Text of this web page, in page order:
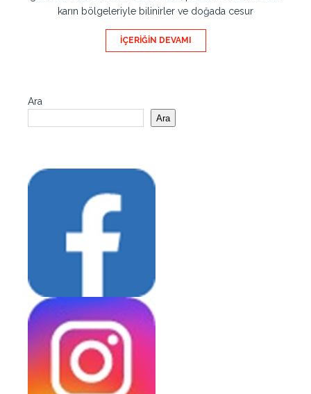
karın bölgeleriyle bilinirler ve doğada cesur
İÇERIĞIN DEVAMI
Ara
Ara